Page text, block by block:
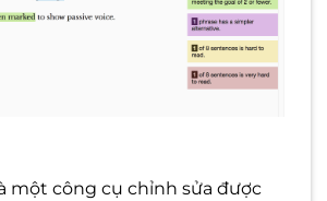
một công cụ chỉnh sửa được